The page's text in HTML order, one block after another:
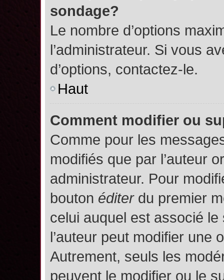
sondage?
Le nombre d’options
l’administrateur. Si vous
d’options, contactez-le.
Haut
Comment modifier ou
Comme pour les
modifiés que par l’auteur
administrateur. Pour
bouton éditerdu premier
celui auquel est associé le
l’auteur peut modifier une
Autrement, seuls les
peuvent le modifier ou le